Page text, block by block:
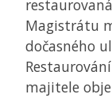
Magistrátu
dočasného
majitele